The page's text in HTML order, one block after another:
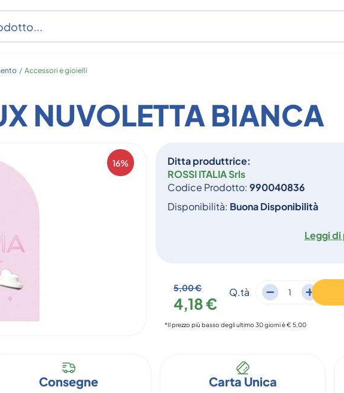
/ Accessori e gioielli
NUVOLETTA BIANCA
16%
Ditta produttrice:
ROSSI ITALIA Srls
Codice Prodotto: 990040836
Disponibilità: Buona Disponibilità
Leggi di
5,00 €
4,18 €
Q.tà
*Il prezzo più basso degli ultimo 30 giorni è € 5,00
Consegne Carta Unica